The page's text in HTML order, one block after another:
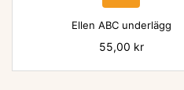
Ellen ABC underlägg
Pris
55,00 kr